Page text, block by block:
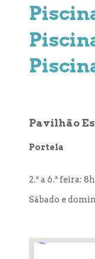
Pavilhão
Portela
2.ª a 6.ª feira:
Sábado e